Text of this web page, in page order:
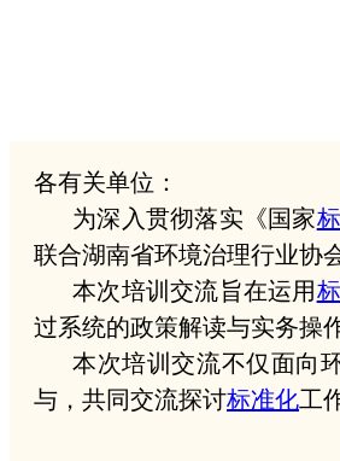
各有关单位：
为深入贯彻落实《国家
联合湖南省环境治理行业协
本次培训交流旨在运用
过系统的政策解读与实务操
本次培训交流不仅面向
与，共同交流探讨标准化工